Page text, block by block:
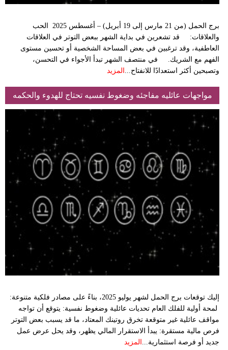
برج الحمل (من 21 مارس إلى 19 أبريل) – أغسطس 2025 الحب
والعلاقات: قد تشعرين في بداية الشهر ببعض التوتر في العلاقات
العاطفية، وقد ترغبين في بعض المساحة الشخصية أو تحسين مستوى
الفهم مع الشريك. في منتصف الشهر تبدأ الأجواء في التحسن،
وتصبحين أكثر استعدادًا للانفتاح... المزيد
مواجهات عائليه مفاجئه وضغوط نفسيه تحتاج للهدوء والحكمه
إليك توقعات برج الحمل لشهر يوليو 2025، بناءً على مصادر فلكية متنوعة:
لمحة أولية للفلك العام تحديات عائلية وضغوط نفسية: يتوقع أن تواجه
مواقف عائلية غير متوقعة تخرق روتينك المعتاد، ما قد يسبب بعض التوتر
فرص مالية مستقرة: يبدأ الاستقرار المالي يظهر، وقد يحل عرض عمل
جديد أو فرصة استثمارية... المزيد